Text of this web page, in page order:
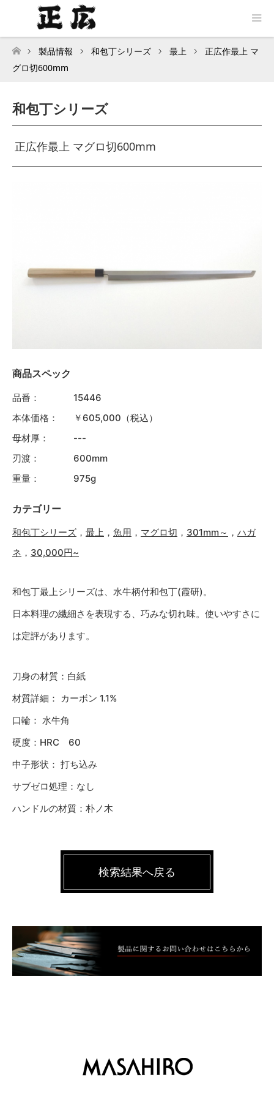
トップページ
製品情報 和包丁シリーズ 最上
正広作最上 マ
グロ切600mm
和包丁シリーズ
正広作最上 マグロ切600mm
商品スペック
品番：
15446
本体価格：
￥605,000（税込）
母材厚：
---
刃渡：
600mm
重量：
975g
カテゴリー
和包丁シリーズ ， 最上 ， 魚用 ， マグロ切 ， 301mm～ ， ハガ
ネ ， 30,000円~
和包丁最上シリーズは、水牛柄付和包丁(霞研)。
日本料理の繊細さを表現する、巧みな切れ味。使いやすさに
は定評があります。
刀身の材質：白紙
材質詳細： カーボン 1.1%
口輪： 水牛角
硬度：HRC 60
中子形状： 打ち込み
サブゼロ処理：なし
ハンドルの材質：朴ノ木
検索結果へ戻る